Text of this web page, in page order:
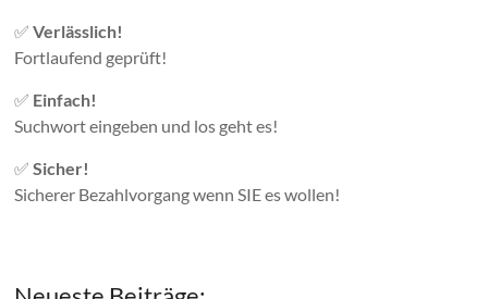
✅Verlässlich!
Fortlaufend geprüft!
✅ Einfach!
Suchwort eingeben und los geht es!
✅Sicher!
Sicherer Bezahlvorgang wenn SIE es wollen!